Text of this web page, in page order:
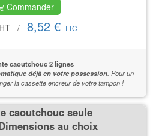
Commander
HT/ 8,52 € TTC
caoutchouc 2 lignes
déjà en votre possession. Pour un
la cassette encreur de votre tampon !
caoutchouc seule
au choix